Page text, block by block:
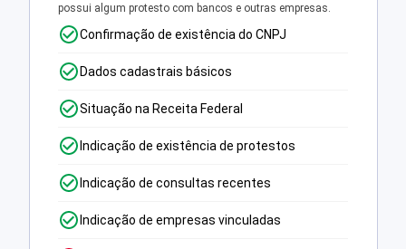
possui algum protesto com bancos e outras empresas.
Confirmação de existência do CNPJ
Dados cadastrais básicos
Situação na Receita Federal
Indicação de existência de protestos
Indicação de consultas recentes
Indicação de empresas vinculadas